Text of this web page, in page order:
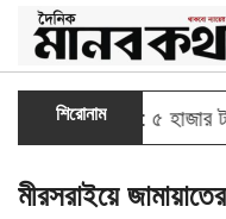
শিরোনাম
উদ্যোগ: ৫ হাজার টাকা
মীরসরাইয়ে